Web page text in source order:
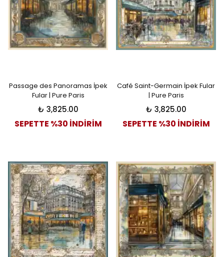
Passage des Panoramas İpek
Fular | Pure Paris
₺ 3,825.00
SEPETTE %30 İNDİRİM
Café Saint-Germain İpek Fular
| Pure Paris
₺ 3,825.00
SEPETTE %30 İNDİRİM